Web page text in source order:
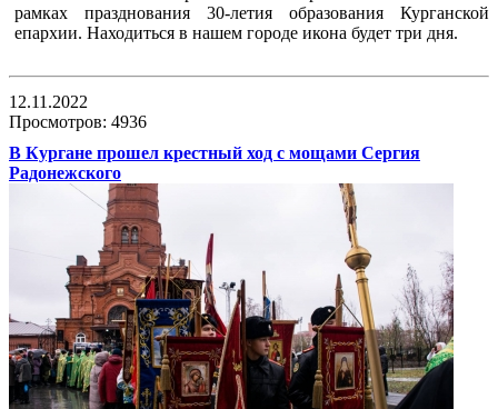
рамках празднования 30-летия образования Курганской
епархии. Находиться в нашем городе икона будет три дня.
12.11.2022
Просмотров: 4936
В Кургане прошел крестный ход с мощами Сергия
Радонежского